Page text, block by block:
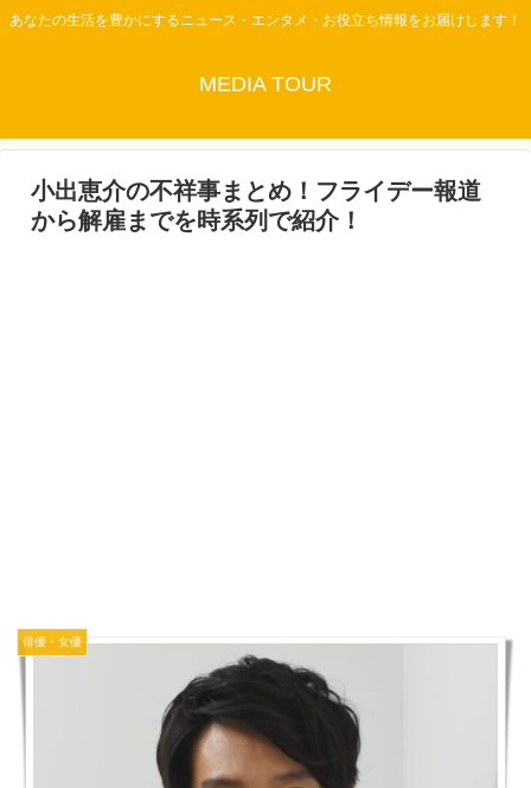
あなたの生活を豊かにするニュース・エンタメ・お役立ち情報をお届けします！
MEDIA TOUR
小出恵介の不祥事まとめ！フライデー報道
から解雇までを時系列で紹介！
俳優・女優